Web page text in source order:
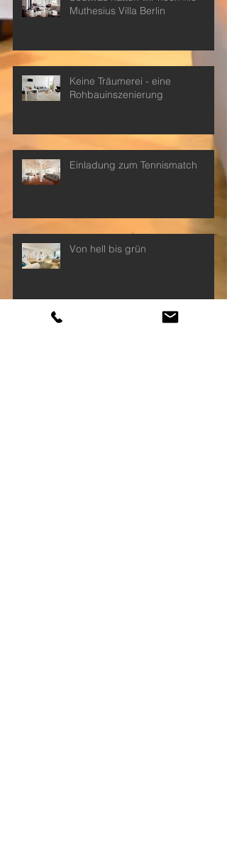
Muthesius Villa Berlin
Keine Träumerei - eine
Rohbauinszenierung
Einladung zum Tennismatch
Von hell bis grün